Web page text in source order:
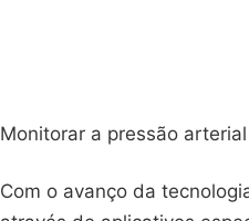
Monitorar a pressão
Com o avanço da